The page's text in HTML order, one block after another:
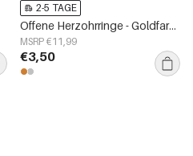
2-5 TAGE
Offene Herzohrringe - Goldfarben
MSRP €11,99
€3,50